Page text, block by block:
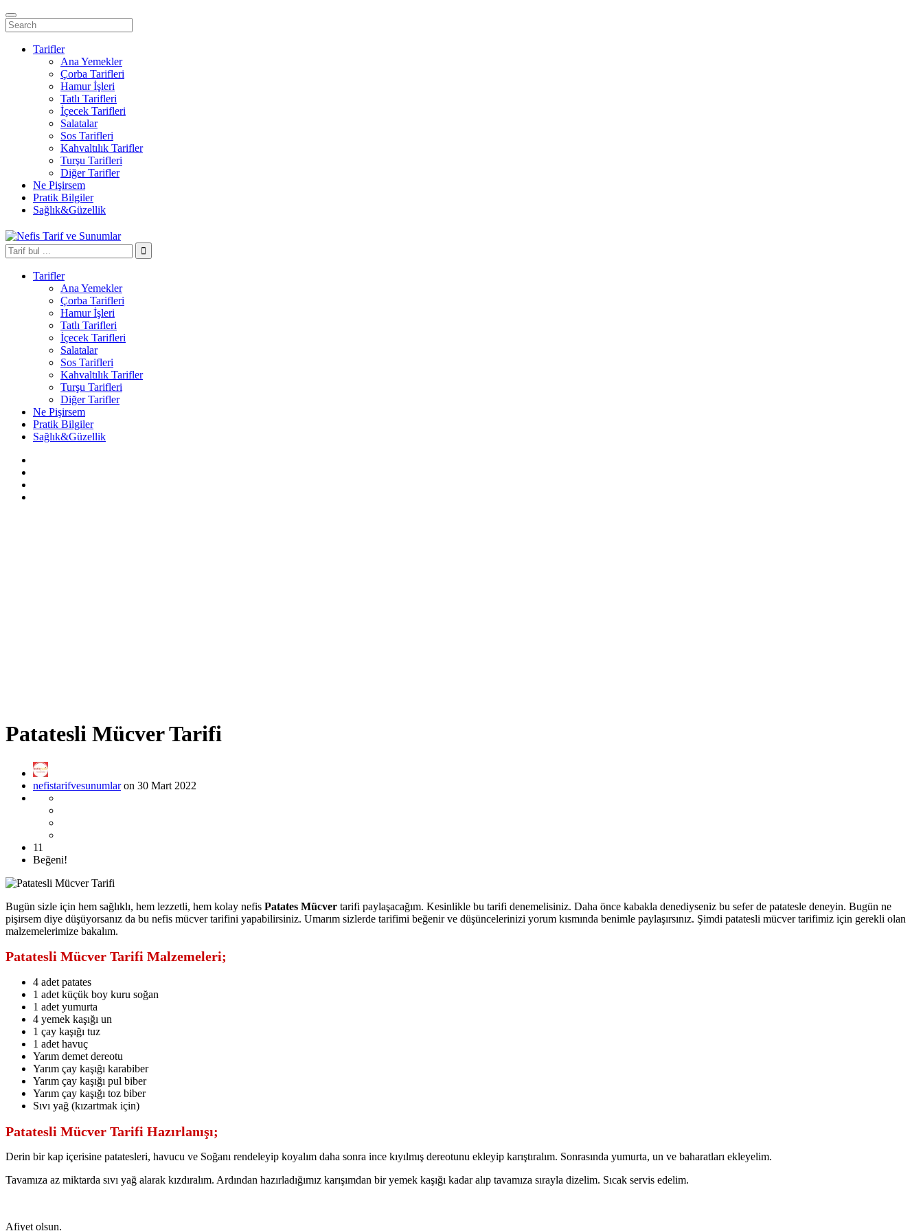
Tarifler
Ana Yemekler
Çorba Tarifleri
Hamur İşleri
Tatlı Tarifleri
İçecek Tarifleri
Salatalar
Sos Tarifleri
Kahvaltılık Tarifler
Turşu Tarifleri
Diğer Tarifler
Ne Pişirsem
Pratik Bilgiler
Sağlık&Güzellik
Tarifler
Ana Yemekler
Çorba Tarifleri
Hamur İşleri
Tatlı Tarifleri
İçecek Tarifleri
Salatalar
Sos Tarifleri
Kahvaltılık Tarifler
Turşu Tarifleri
Diğer Tarifler
Ne Pişirsem
Pratik Bilgiler
Sağlık&Güzellik
Patatesli Mücver Tarifi
nefistarifvesunumlaron 30 Mart 2022
11
Beğeni!
Bugün sizle için hem sağlıklı, hem lezzetli, hem kolay nefis Patates Mücver tarifi paylaşacağım. Kesinlikle bu tarifi denemelisiniz. Daha önce kabakla denediyseniz bu sefer de patatesle deneyin. Bugün ne
pişirsem diye düşüyorsanız da bu nefis mücver tarifini yapabilirsiniz. Umarım sizlerde tarifimi beğenir ve düşüncelerinizi yorum kısmında benimle paylaşırsınız. Şimdi patatesli mücver tarifimiz için gerekli olan
malzemelerimize bakalım.
Patatesli Mücver Tarifi Malzemeleri;
4 adet patates
1 adet küçük boy kuru soğan
1 adet yumurta
4 yemek kaşığı un
1 çay kaşığı tuz
1 adet havuç
Yarım demet dereotu
Yarım çay kaşığı karabiber
Yarım çay kaşığı pul biber
Yarım çay kaşığı toz biber
Sıvı yağ (kızartmak için)
Patatesli Mücver Tarifi Hazırlanışı;
Derin bir kap içerisine patatesleri, havucu ve Soğanı rendeleyip koyalım daha sonra ince kıyılmış dereotunu ekleyip karıştıralım. Sonrasında yumurta, un ve baharatları ekleyelim.
Tavamıza az miktarda sıvı yağ alarak kızdıralım. Ardından hazırladığımız karışımdan bir yemek kaşığı kadar alıp tavamıza sırayla dizelim. Sıcak servis edelim.
Afiyet olsun.